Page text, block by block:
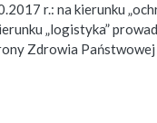
r.: na kierunku
„logistyka”
Zdrowia